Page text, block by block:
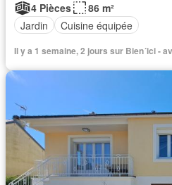
4 Pièces
86 m²
Jardin
Cuisine équipée
Il y a 1 semaine, 2 jours sur Bien´ici -